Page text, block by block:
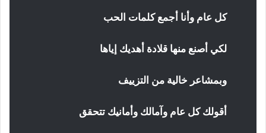
كل عام وأنا أجمع كلمات الحب
لكي أصنع منها قلادة أهديك إياها
وبمشاعر خالية من التزييف
أقولك كل عام وآمالك وأمانيك تتحقق